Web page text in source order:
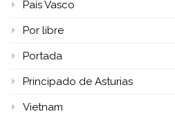
País Vasco
Por libre
Portada
Principado de Asturias
Vietnam